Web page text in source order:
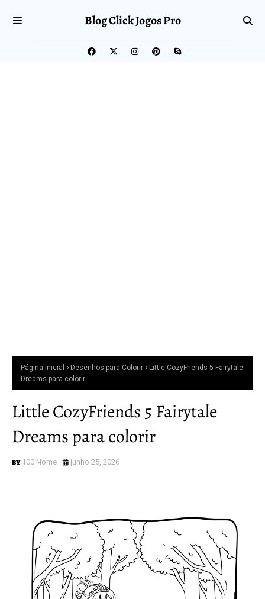
Blog Click Jogos Pro
Página inicial Desenhos para Colorir
Little CozyFriends 5 Fairytale
Dreams para colorir
Little CozyFriends 5 Fairytale
Dreams para colorir
100 Nome junho 25, 2026